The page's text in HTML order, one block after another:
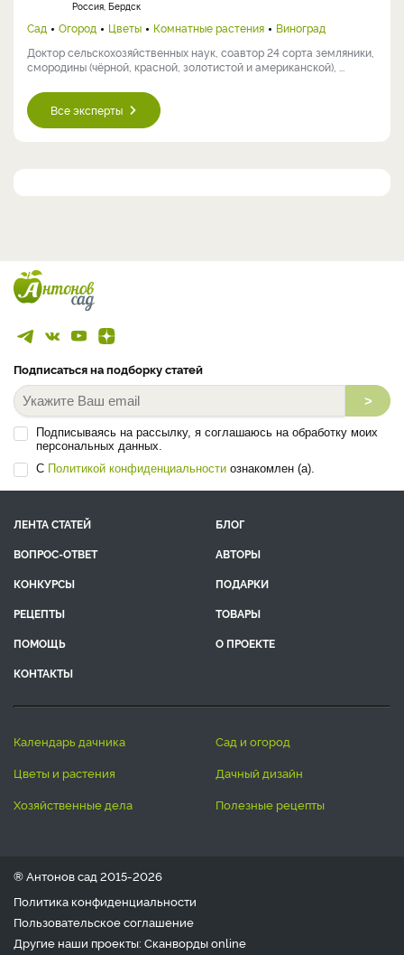
Россия, Бердск
Сад Огород Цветы Комнатные растения
Виноград
Доктор сельскохозяйственных наук, соавтор 24 сорта земляники,
смородины (чёрной, красной, золотистой и американской), ...
Все эксперты
Подписаться на подборку статей
>
Подписываясь на рассылку, я соглашаюсь на обработку моих
персональных данных.
С Политикой конфиденциальности ознакомлен (а).
ЛЕНТА СТАТЕЙ
БЛОГ
ВОПРОС-ОТВЕТ
АВТОРЫ
КОНКУРСЫ
ПОДАРКИ
РЕЦЕПТЫ
ТОВАРЫ
ПОМОЩЬ
О ПРОЕКТЕ
КОНТАКТЫ
календарь дачника
сад и огород
цветы и растения
дачный дизайн
хозяйственные дела
полезные рецепты
® Антонов сад 2015-2026
Политика конфиденциальности
Пользовательское соглашение
Другие наши проекты: Сканвордыonline